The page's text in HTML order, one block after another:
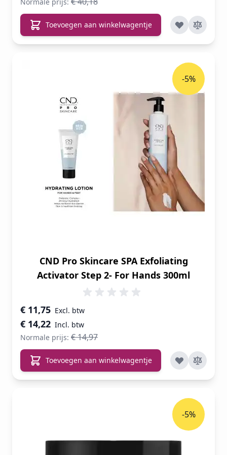
Toevoegen aan winkelwagentje
CND Pro Skincare SPA Exfoliating
Activator Step 2- For Hands 300ml
Speciale prijs
€ 14,22
€ 11,75
Normale prijs: € 14,97
-5%
Toevoegen aan winkelwagentje
-5%